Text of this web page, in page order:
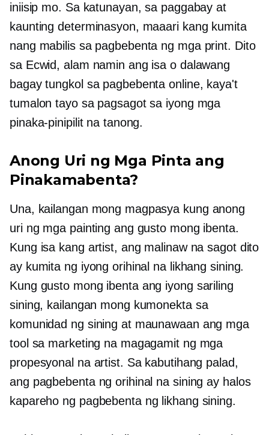
iniisip mo. Sa katunayan, sa paggabay at
kaunting determinasyon, maaari kang kumita
nang mabilis sa pagbebenta ng mga print. Dito
sa Ecwid, alam namin ang isa o dalawang
bagay tungkol sa pagbebenta online, kaya't
tumalon tayo sa pagsagot sa iyong mga
pinaka-pinipilit na tanong.
Anong Uri ng Mga Pinta ang
Pinakamabenta?
Una, kailangan mong magpasya kung anong
uri ng mga painting ang gusto mong ibenta.
Kung isa kang artist, ang malinaw na sagot dito
ay kumita ng iyong orihinal na likhang sining.
Kung gusto mong ibenta ang iyong sariling
sining, kailangan mong kumonekta sa
komunidad ng sining at maunawaan ang mga
tool sa marketing na magagamit ng mga
propesyonal na artist. Sa kabutihang palad,
ang pagbebenta ng orihinal na sining ay halos
kapareho ng pagbebenta ng likhang sining.